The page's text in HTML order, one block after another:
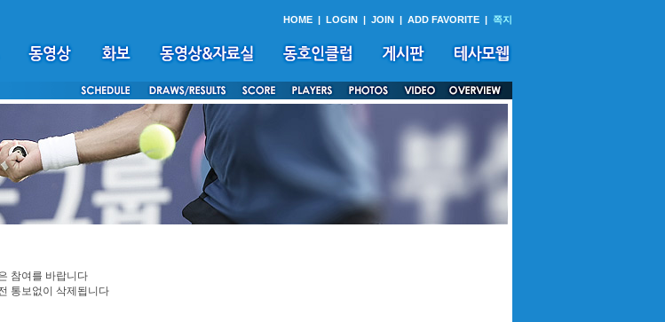
HOME | LOGIN | JOIN | ADD FAVORITE | 쪽지
참여를 바랍니다
통보없이 삭제됩니다